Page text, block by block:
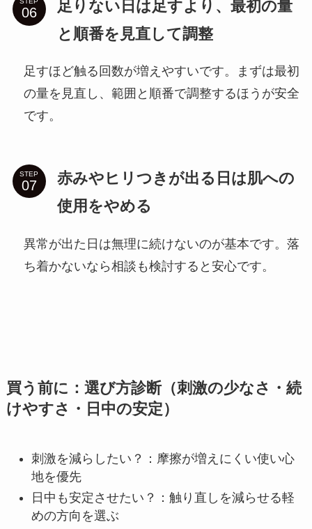
足りない日は足すより、最初の量
と順番を見直して調整
足すほど触る回数が増えやすいです。まずは最初
の量を見直し、範囲と順番で調整するほうが安全
です。
STEP
赤みやヒリつきが出る日は肌への
使用をやめる
異常が出た日は無理に続けないのが基本です。落
ち着かないなら相談も検討すると安心です。
買う前に：選び方診断（刺激の少なさ・続
けやすさ・日中の安定）
刺激を減らしたい？：摩擦が増えにくい使い心
地を優先
日中も安定させたい？：触り直しを減らせる軽
めの方向を選ぶ